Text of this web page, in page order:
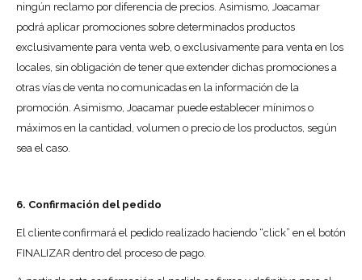
ningún reclamo por diferencia de precios. Asimismo, Joacamar
podrá aplicar promociones sobre determinados productos
exclusivamente para venta web, o exclusivamente para venta en los
locales, sin obligación de tener que extender dichas promociones a
otras vías de venta no comunicadas en la información de la
promoción. Asimismo, Joacamar puede establecer mínimos o
máximos en la cantidad, volumen o precio de los productos, según
sea el caso.
6. Confirmación del pedido
El cliente confirmará el pedido realizado haciendo “click” en el botón
FINALIZAR dentro del proceso de pago.